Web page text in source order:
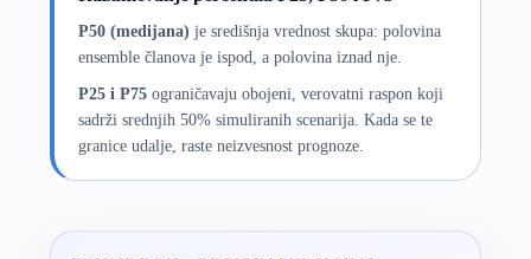
P50 (medijana) je središnja vrednost skupa: polovina
ensemble članova je ispod, a polovina iznad nje.
P25 i P75ograničavaju obojeni, verovatni raspon koji
sadrži srednjih 50% simuliranih scenarija. Kada se te
granice udalje, raste neizvesnost prognoze.